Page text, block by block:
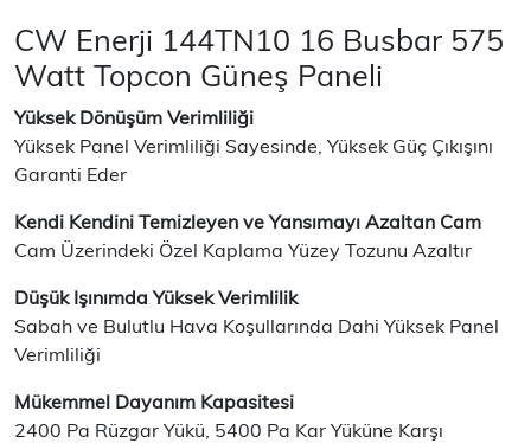
CW Enerji 144TN10 16 Busbar 575
Watt Topcon Güneş Paneli
Yüksek Dönüşüm Verimliliği
Yüksek Panel Verimliliği Sayesinde, Yüksek Güç Çıkışını
Garanti Eder
Kendi Kendini Temizleyen ve Yansımayı Azaltan Cam
Cam Üzerindeki Özel Kaplama Yüzey Tozunu Azaltır
Düşük Işınımda Yüksek Verimlilik
Sabah ve Bulutlu Hava Koşullarında Dahi Yüksek Panel
Verimliliği
Mükemmel Dayanım Kapasitesi
2400 Pa Rüzgar Yükü, 5400 Pa Kar Yüküne Karşı